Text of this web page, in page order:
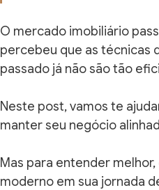
O mercado imobiliário
percebeu que as técnicas
passado já não são tão
Neste post, vamos te
manter seu negócio
Mas para entender
moderno em sua jornada